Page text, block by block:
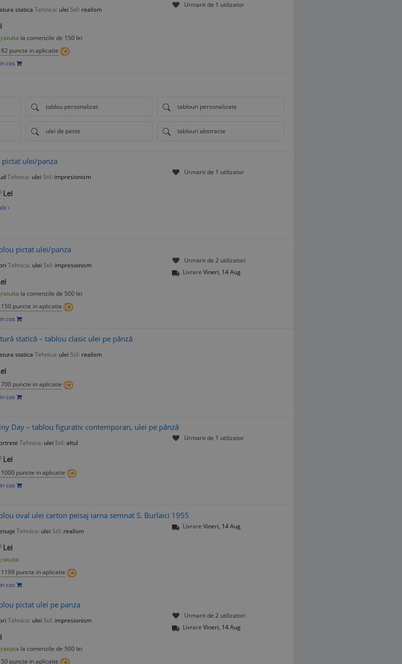
statica Tehnica: ulei Stil: realism
la comenzile de 150 lei
puncte in aplicatie
cos
Urmarit de 1 utilizator
tablou personalizat tablouri personalizate
ulei de peste tablouri abstracte
pictat ulei/panza
Tehnica: ulei Stil: impresionism
Lei
›
Urmarit de 1 utilizator
pictat ulei/panza
Tehnica: ulei Stil: impresionism
la comenzile de 500 lei
puncte in aplicatie
cos
Urmarit de 2 utilizatori
Livrare Vineri, 14 Aug
statică – tablou clasic ulei pe pânză
statica Tehnica: ulei Stil: realism
puncte in aplicatie
cos
Day – tablou figurativ contemporan, ulei pe pânză
Tehnica: ulei Stil: altul
Lei
puncte in aplicatie
cos
Urmarit de 1 utilizator
oval ulei carton peisaj iarna semnat S. Burlaici 1955
Tehnica: ulei Stil: realism
Lei
puncte in aplicatie
cos
Livrare Vineri, 14 Aug
pictat ulei pe panza
Tehnica: ulei Stil: impresionism
la comenzile de 500 lei
puncte in aplicatie
Urmarit de 2 utilizatori
Livrare Vineri, 14 Aug